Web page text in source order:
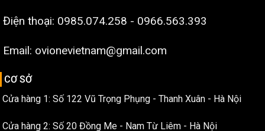
Điện thoại: 0985.074.258 - 0966.563.393
Email: ovionevietnam@gmail.com
CƠ SỞ
Cửa hàng 1: Số 122 Vũ Trọng Phụng - Thanh Xuân - Hà Nội
Cửa hàng 2: Số 20 Đồng Me - Nam Từ Liêm - Hà Nội